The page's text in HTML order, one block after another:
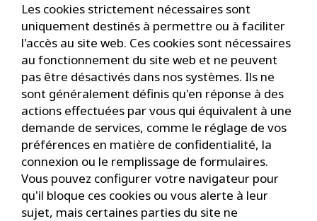
Les cookies strictement nécessaires sont
uniquement destinés à permettre ou à faciliter
l'accès au site web. Ces cookies sont nécessaires
au fonctionnement du site web et ne peuvent
pas être désactivés dans nos systèmes. Ils ne
sont généralement définis qu'en réponse à des
actions effectuées par vous qui équivalent à une
demande de services, comme le réglage de vos
préférences en matière de confidentialité, la
connexion ou le remplissage de formulaires.
Vous pouvez configurer votre navigateur pour
qu'il bloque ces cookies ou vous alerte à leur
sujet, mais certaines parties du site ne